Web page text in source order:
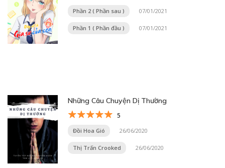
Phần 2 ( Phần sau ) 07/01/2021
Phần 1 ( Phần đầu ) 07/01/2021
Những Câu Chuyện Dị Thường
5
Đồi Hoa Gió 26/06/2020
Thị Trấn Crooked 26/06/2020